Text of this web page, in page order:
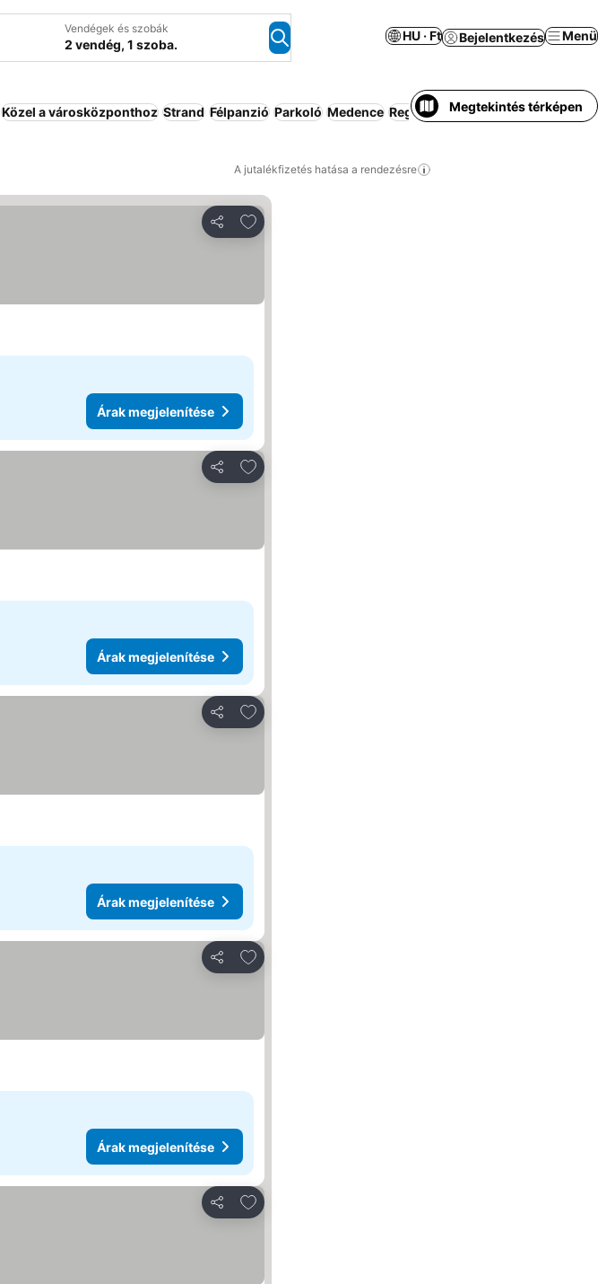
Vendégek és szobák
2 vendég, 1 szoba.
HU · Ft Bejelentkezés Menü
Közel a városközponthoz Strand Félpanzió Parkoló Medence Reggeli az árban Légkondicionáló
Megtekintés térképen
A jutalékfizetés hatása a rendezésre
Megosztás
Hozzáadás a kedvencekhez
Árak megjelenítése
Megosztás
Hozzáadás a kedvencekhez
Árak megjelenítése
Megosztás
Hozzáadás a kedvencekhez
Árak megjelenítése
Megosztás
Hozzáadás a kedvencekhez
Árak megjelenítése
Megosztás
Hozzáadás a kedvencekhez